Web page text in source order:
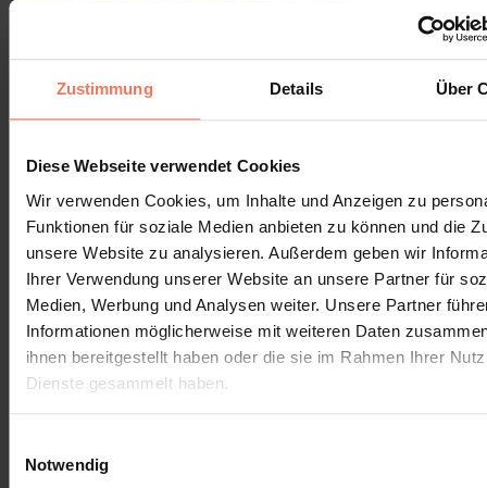
Zustimmung Details Über
Diese Webseite verwendet Cookies
Wir verwenden Cookies, um Inhalte und Anzeigen zu
Funktionen für soziale Medien anbieten zu können und die
unsere Website zu analysieren. Außerdem geben wir
Ihrer Verwendung unserer Website an unsere Partner für
Medien, Werbung und Analysen weiter. Unsere Partner
Informationen möglicherweise mit weiteren Daten
ihnen bereitgestellt haben oder die sie im Rahmen Ihrer
Dienste gesammelt haben.
Notwendig
Schreibe einen Kommentar
Du musst angemeldet sein, um einen Kommentar
abzugeben.